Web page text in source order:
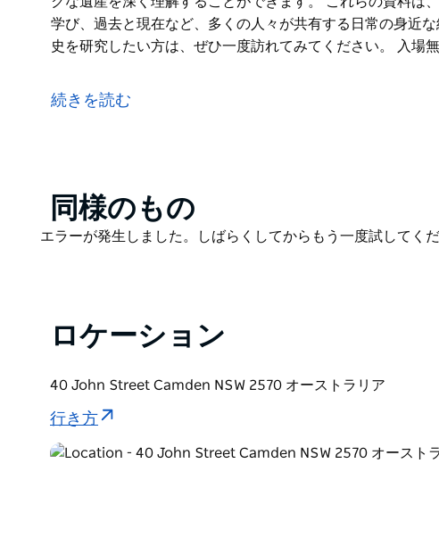
学び、過去と現在など、多くの人々が共有する日常の身近
史を研究したい方は、ぜひ一度訪れてみてください。 入場
ムデンの歴史的遺物が豊富に収蔵されています。
ジニ文化や20世紀の資料を多数展示しており、展示されて
産を深く理解することができます。
入場無料。金貨の寄付を歓迎いたします。
続きを読む
Product
List
同様のもの
Product
エラーが発生しました。しばらくしてからもう一度試してく
ロケーション
40 John Street Camden NSW 2570 オーストラリア
行き方